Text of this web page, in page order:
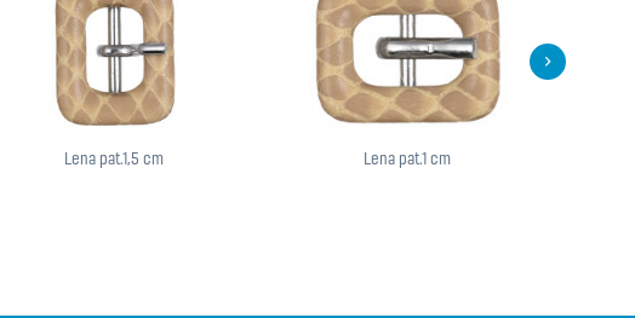
Lena pat.1,5 cm Lena pat.1 cm